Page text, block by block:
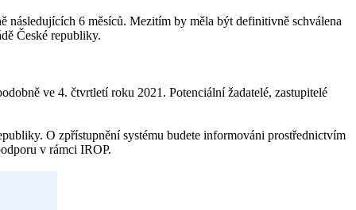
6 měsíců. Mezitím by měla být definitivně schválena
České republiky.
ve 4. čtvrtletí roku 2021. Potenciální žadatelé, zastupitelé
O zpřístupnění systému budete informováni prostřednictvím
v rámci IROP.